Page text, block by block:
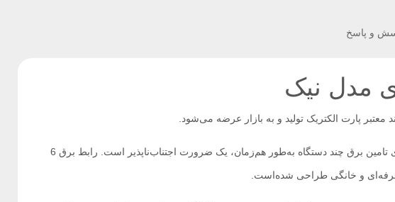
و پاسخ
پارت الکتریک تولید و به بازار عرضه می‌شود.
امروزه که تجهیزات الکترونیکی متنوعی در خانه، دفتر و کارگاه مورد استفاده قرار می‌گیرند، داشتن یک راه‌حل ایمن و مطمئن برای تامین برق چند دستگاه به‌طور هم‌زمان، یک ضرورت اجتناب‌‌ناپذیر است. رابط برق 6